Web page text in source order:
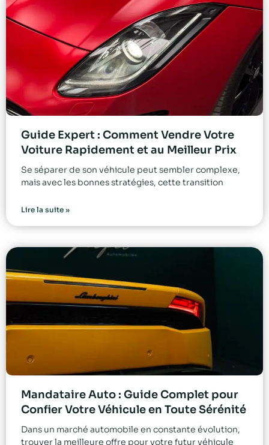
Guide Expert : Comment Vendre Votre
Voiture Rapidement et au Meilleur Prix
Se séparer de son véhicule peut sembler complexe,
mais avec les bonnes stratégies, cette transition
Lire la suite »
Mandataire Auto : Guide Complet pour
Confier Votre Véhicule en Toute Sérénité
Dans un marché automobile en constante évolution,
trouver la meilleure offre pour votre futur véhicule